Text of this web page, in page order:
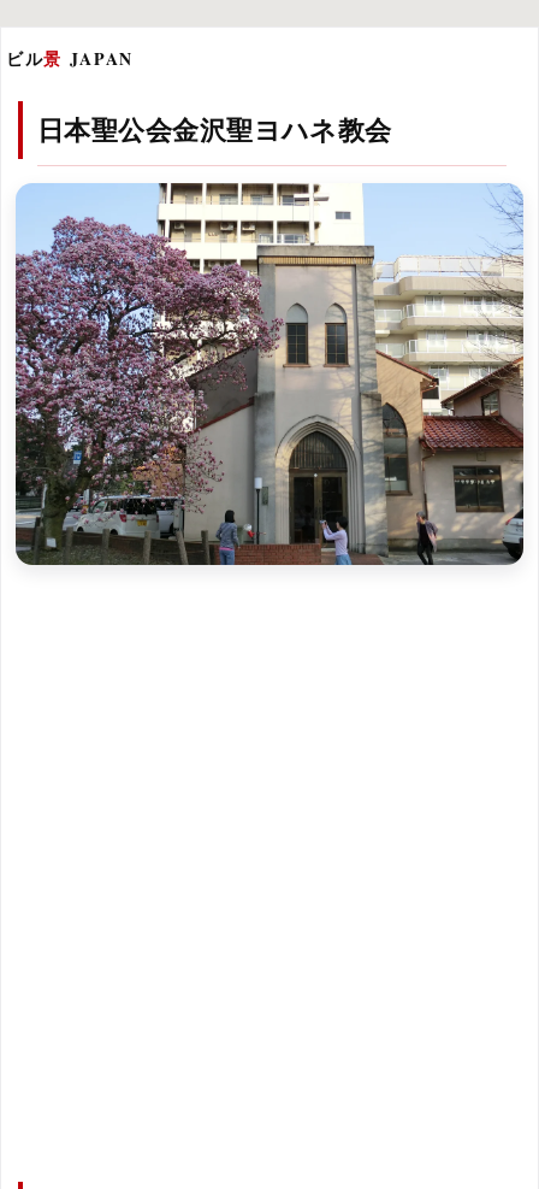
ビル景 JAPAN
日本聖公会金沢聖ヨハネ教会